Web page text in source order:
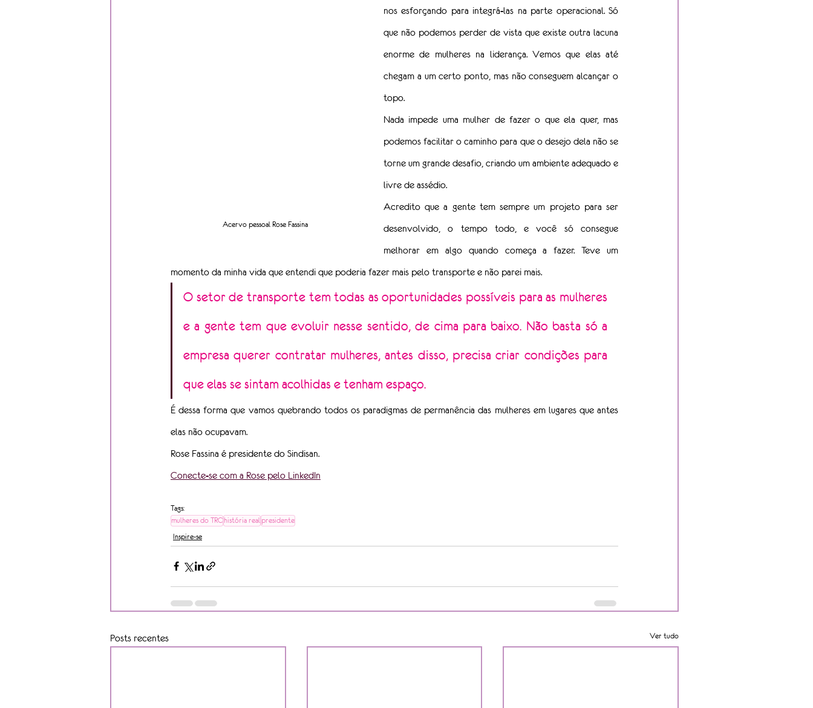
Acervo pessoal Rose Fassina
nos esforçando para integrá-las na parte operacional. Só
que não podemos perder de vista que existe outra lacuna
enorme de mulheres na liderança. Vemos que elas até
chegam a um certo ponto, mas não conseguem alcançar o
topo.
Nada impede uma mulher de fazer o que ela quer, mas
podemos facilitar o caminho para que o desejo dela não se
torne um grande desafio, criando um ambiente adequado e
livre de assédio.
Acredito que a gente tem sempre um projeto para ser
desenvolvido, o tempo todo, e você só consegue
melhorar em algo quando começa a fazer. Teve um
momento da minha vida que entendi que poderia fazer mais pelo transporte e não parei mais.
O setor de transporte tem todas as oportunidades possíveis para as mulheres
e a gente tem que evoluir nesse sentido, de cima para baixo. Não basta só a
empresa querer contratar mulheres, antes disso, precisa criar condições para
que elas se sintam acolhidas e tenham espaço.
É dessa forma que vamos quebrando todos os paradigmas de permanência das mulheres em lugares que antes
elas não ocupavam.
Rose Fassina é presidente do Sindisan.
Conecte-se com a Rose pelo LinkedIn
Tags:
mulheres do TRC história real presidente
Inspire-se
Posts recentes Ver tudo